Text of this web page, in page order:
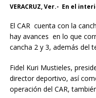
VERACRUZ, Ver.- En el
El CAR cuenta con la
hay avances en lo que
cancha 2 y 3, además del
Fidel Kuri Mustieles,
director deportivo, así
operación del CAR,